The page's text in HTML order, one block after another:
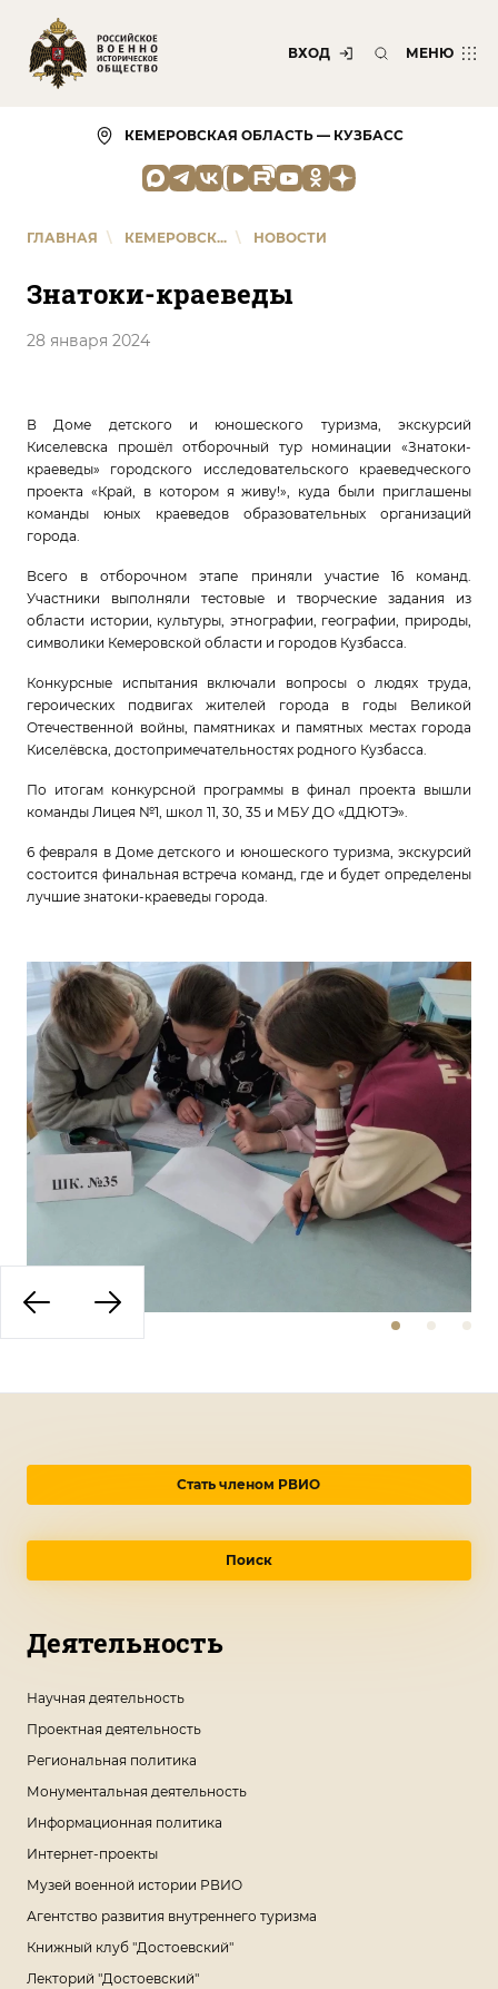
ВХОД МЕНЮ
КЕМЕРОВСКАЯ ОБЛАСТЬ — КУЗБАСС
ГЛАВНАЯ \ КЕМЕРОВСК... \ НОВОСТИ
Знатоки-краеведы
28 января 2024
В Доме детского и юношеского туризма, экскурсий
Киселевска прошёл отборочный тур номинации «Знатоки-
краеведы» городского исследовательского краеведческого
проекта «Край, в котором я живу!», куда были приглашены
команды юных краеведов образовательных организаций
города.
Всего в отборочном этапе приняли участие 16 команд.
Участники выполняли тестовые и творческие задания из
области истории, культуры, этнографии, географии, природы,
символики Кемеровской области и городов Кузбасса.
Конкурсные испытания включали вопросы о людях труда,
героических подвигах жителей города в годы Великой
Отечественной войны, памятниках и памятных местах города
Киселёвска, достопримечательностях родного Кузбасса.
По итогам конкурсной программы в финал проекта вышли
команды Лицея №1, школ 11, 30, 35 и МБУ ДО «ДДЮТЭ».
6 февраля в Доме детского и юношеского туризма, экскурсий
состоится финальная встреча команд, где и будет определены
лучшие знатоки-краеведы города.
Стать членом РВИО
Поиск
Деятельность
Научная деятельность
Проектная деятельность
Региональная политика
Монументальная деятельность
Информационная политика
Интернет-проекты
Музей военной истории РВИО
Агентство развития внутреннего туризма
Книжный клуб "Достоевский"
Лекторий "Достоевский"